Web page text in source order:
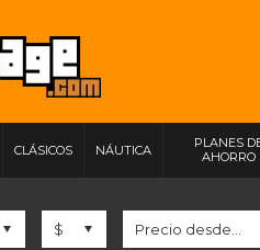
CLÁSICOS NÁUTICA
PLANES
AHORRO